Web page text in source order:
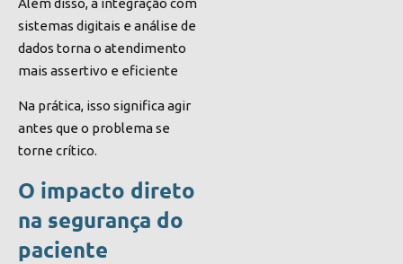
sistemas digitais e análise de
dados torna o atendimento
mais assertivo e eficiente
Na prática, isso significa agir
antes que o problema se
torne crítico.
O impacto direto
na segurança do
paciente